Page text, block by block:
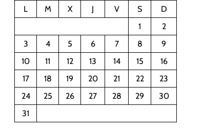
L
M X J V S
D
1
2
3
4 5 6 7 8
9
10
11 12 13 14 15
16
17
18 19 20 21 22
23
24
25 26 27 28 29
30
31